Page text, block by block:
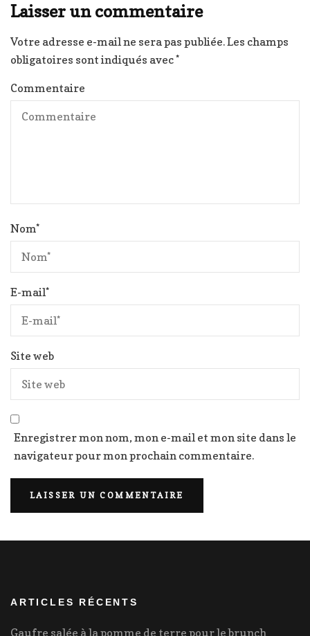
Laisser un commentaire
Votre adresse e-mail ne sera pas publiée.Les champs
obligatoires sont indiqués avec*
Commentaire
Nom*
E-mail*
Site web
Enregistrer mon nom, mon e-mail et mon site dans le
navigateur pour mon prochain commentaire.
ARTICLES RÉCENTS
Gaufre salée à la pomme de terre pour le brunch